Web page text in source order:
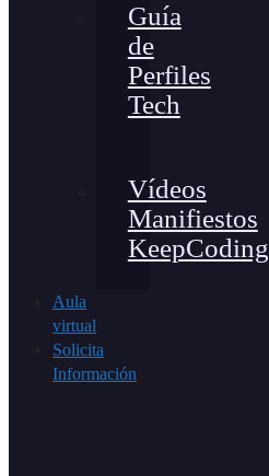
Guía
de
Perfiles
Tech
Vídeos
Manifiestos
KeepCoding
Aula
virtual
Solicita
Información